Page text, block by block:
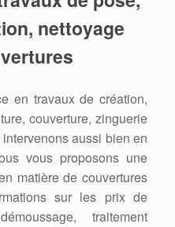
nettoyage
en travaux de création,
couverture, zinguerie
aussi bien en
vous proposons une
matière de couvertures
sur les prix de
traitement